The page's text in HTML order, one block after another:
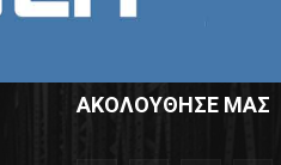
ΑΚΟΛΟΥΘΗΣΕ ΜΑΣ